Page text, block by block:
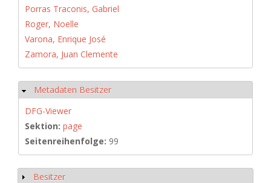
Porras Traconis, Gabriel
Roger, Noelle
Varona, Enrique José
Zamora, Juan Clemente
Hide
Metadaten Besitzer
DFG-Viewer
Sektion: page
Seitenreihenfolge: 99
Show
Besitzer